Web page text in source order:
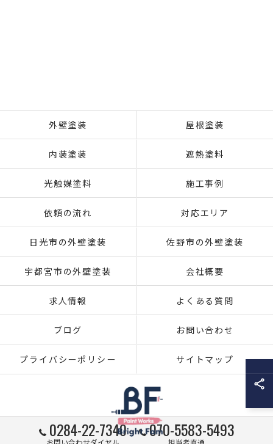
0284-22-7340
お問い合わせダイヤル
070-5583-5493
担当者直通
外壁塗装 屋根塗装
内装塗装 遮熱塗料
光触媒塗料 施工事例
依頼の流れ 対応エリア
日光市の外壁塗装 佐野市の外壁塗装
宇都宮市の外壁塗装 会社概要
求人情報 よくある質問
ブログ お問い合わせ
プライバシーポリシー サイトマップ